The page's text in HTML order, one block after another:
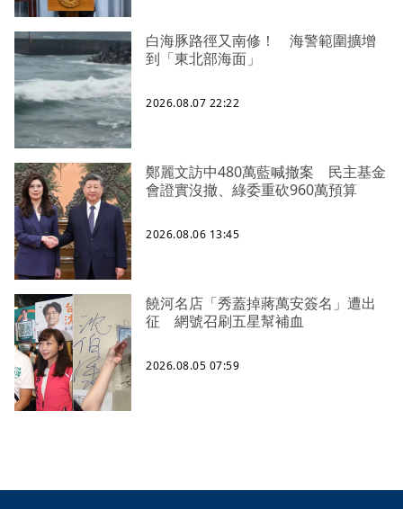
白海豚路徑又南修！ 海警範圍擴增
到「東北部海面」
2026.08.07 22:22
鄭麗文訪中480萬藍喊撤案 民主基金
會證實沒撤、綠委重砍960萬預算
2026.08.06 13:45
饒河名店「秀蓋掉蔣萬安簽名」遭出
征 網號召刷五星幫補血
2026.08.05 07:59